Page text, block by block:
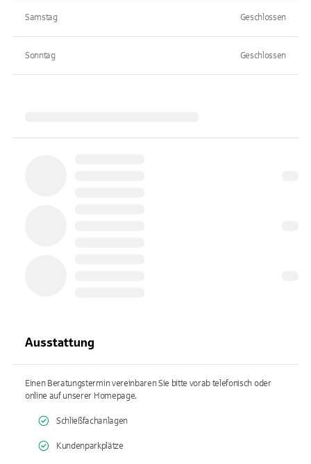
Samstag Geschlossen
Sonntag Geschlossen
Ausstattung
Einen Beratungstermin vereinbaren Sie bitte vorab telefonisch oder
online auf unserer Homepage.
Schließfachanlagen
Kundenparkplätze